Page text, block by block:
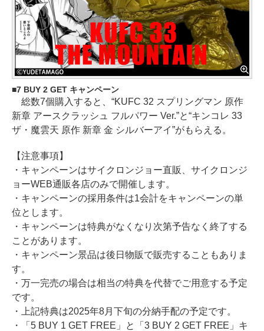
7 BUY 2 GET キャンペーン
総数7個購入すると、“KUFC 32 スプリングマン 原作
新章 アースクラッシュ フルパワー Ver.”と“キンコレ 33
ザ・魔雲天 原作 新章 金 シルバーアイ”がもらえる。
【注意事項】
・キャンペーンはサイクロンジョー直販、サイクロンジ
ョーWEB通販各店のみで開催します。
・キャンペーンの採用条件は1会計をキャンペーンの単
位とします。
・キャンペーンは特典がなくなり次第予告なく終了する
ことがあります。
・キャンペーン景品は後日物販で販売することもありま
す。
・万一完売の場合は相当の特典を代替でご用意する予定
です。
・上記特典は2025年8月下旬の分納手配の予定です。
・「5 BUY 1 GET FREE」と「3 BUY 2 GET FREE」キ